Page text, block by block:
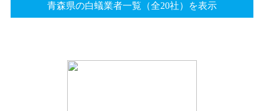
青森県の白蟻業者一覧（全20社）を表示